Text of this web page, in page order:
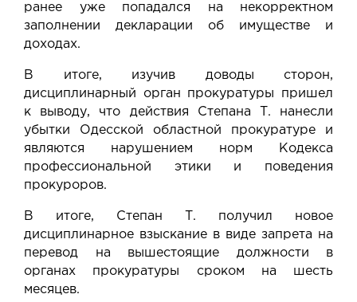
ранее уже попадался на некорректном
заполнении декларации об имуществе и
доходах.
В итоге, изучив доводы сторон,
дисциплинарный орган прокуратуры пришел
к выводу, что действия Степана Т. нанесли
убытки Одесской областной прокуратуре и
являются нарушением норм Кодекса
профессиональной этики и поведения
прокуроров.
В итоге, Степан Т. получил новое
дисциплинарное взыскание в виде запрета на
перевод на вышестоящие должности в
органах прокуратуры сроком на шесть
месяцев.